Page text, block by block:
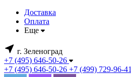
Доставка
Оплата
Еще
г. Зеленоград
+7 (495) 646-50-26
+7 (495) 646-50-26 +7 (499) 729-96-41